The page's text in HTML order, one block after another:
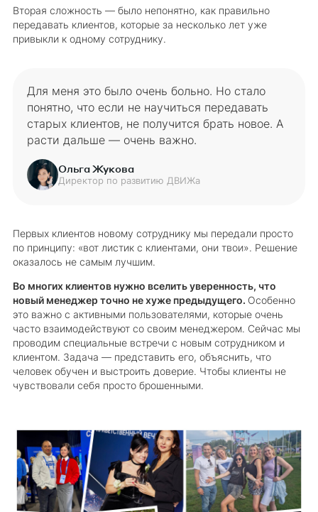
Вторая сложность — было непонятно, как правильно
передавать клиентов, которые за несколько лет уже
привыкли к одному сотруднику.
Для меня это было очень больно. Но стало
понятно, что если не научиться передавать
старых клиентов, не получится брать новое. А
расти дальше — очень важно.
Ольга Жукова
Директор по развитию ДВИЖа
Первых клиентов новому сотруднику мы передали просто
по принципу: «вот листик с клиентами, они твои». Решение
оказалось не самым лучшим.
Во многих клиентов нужно вселить уверенность, что
новый менеджер точно не хуже предыдущего. Особенно
это важно с активными пользователями, которые очень
часто взаимодействуют со своим менеджером. Сейчас мы
проводим специальные встречи с новым сотрудником и
клиентом. Задача — представить его, объяснить, что
человек обучен и выстроить доверие. Чтобы клиенты не
чувствовали себя просто брошенными.